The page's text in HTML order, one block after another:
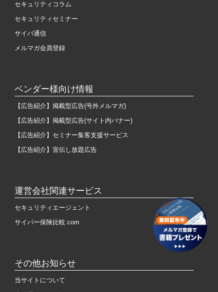
セキュリティコラム
セキュリティセミナー
サイバ通信
メルマガ会員登録
ベンダー様向け情報
【広告紹介】掲載型広告(号外メルマガ)
【広告紹介】掲載型広告(サイト内バナー)
【広告紹介】セミナー集客支援サービス
【広告紹介】宣伝し放題広告
運営会社関連サービス
セキュリティエージェント
サイバー保険比較.com
その他お知らせ
当サイトについて